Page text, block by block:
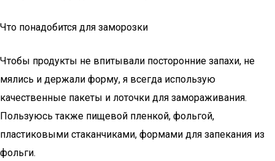
Что понадобится для заморозки
Чтобы продукты не впитывали посторонние запахи, не
мялись и держали форму, я всегда использую
качественные пакеты и лоточки для замораживания.
Пользуюсь также пищевой пленкой, фольгой,
пластиковыми стаканчиками, формами для запекания из
фольги.